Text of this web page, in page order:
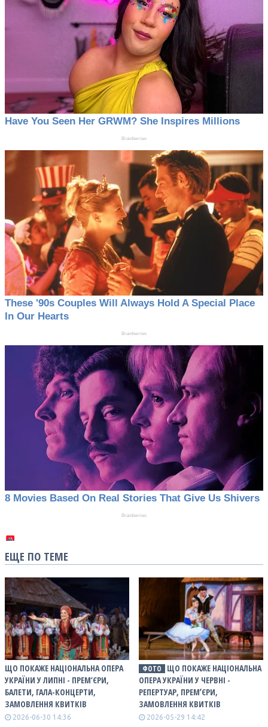
ЕЩЕ ПО ТЕМЕ
ЩО ПОКАЖЕ НАЦІОНАЛЬНА ОПЕРА
УКРАЇНИ У ЛИПНІ - ПРЕМ’ЄРИ,
БАЛЕТИ, ГАЛА-КОНЦЕРТИ,
ЗАМОВЛЕННЯ КВИТКІВ
2026-06-30 14:36
ФОТО
ЩО ПОКАЖЕ НАЦІОНАЛЬНА
ОПЕРА УКРАЇНИ У ЧЕРВНІ -
РЕПЕРТУАР, ПРЕМʼЄРИ,
ЗАМОВЛЕННЯ КВИТКІВ
2026-05-29 14:42